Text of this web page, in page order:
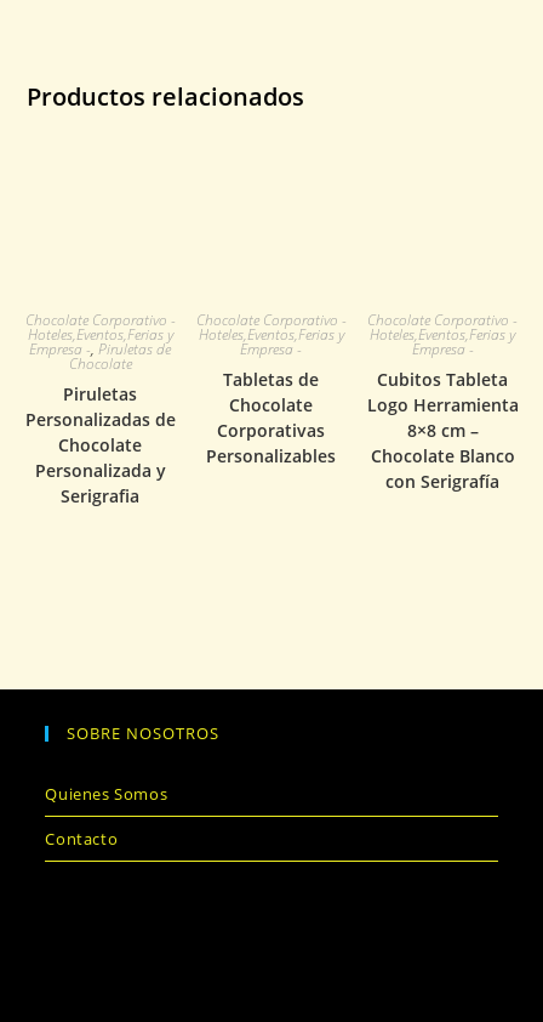
Productos relacionados
Chocolate Corporativo -
Hoteles,Eventos,Ferias y
Empresa -,Piruletas de
Chocolate
Piruletas
Personalizadas de
Chocolate
Personalizada y
Serigrafia
Chocolate Corporativo -
Hoteles,Eventos,Ferias y
Empresa -
Tabletas de
Chocolate
Corporativas
Personalizables
Chocolate Corporativo -
Hoteles,Eventos,Ferias y
Empresa -
Cubitos Tableta
Logo Herramienta
8×8 cm –
Chocolate Blanco
con Serigrafía
SOBRE NOSOTROS
Quienes Somos
Contacto